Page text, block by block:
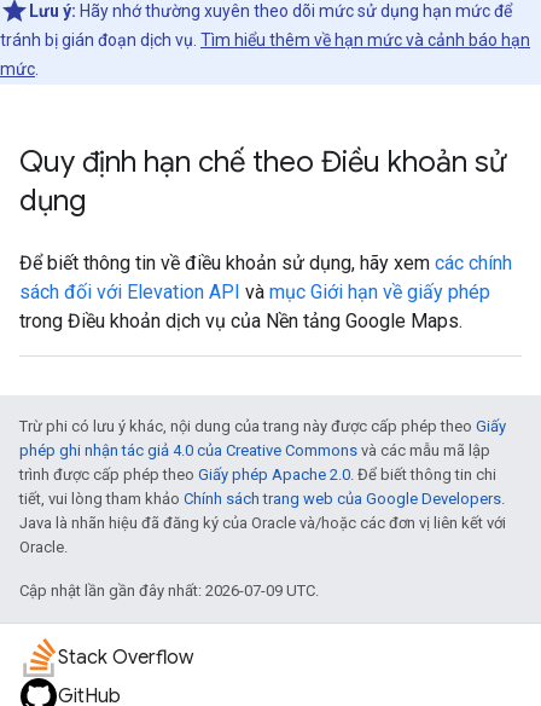
Lưu ý: Hãy nhớ thường xuyên theo dõi mức sử dụng hạn mức để
tránh bị gián đoạn dịch vụ. Tìm hiểu thêm về hạn mức và cảnh báo hạn
mức
Quy định hạn chế theo Điều khoản sử
dụng
Để biết thông tin về điều khoản sử dụng, hãy xem các chính
sách đối với Elevation API và mục Giới hạn về giấy phép
trong Điều khoản dịch vụ của Nền tảng Google Maps.
Trừ phi có lưu ý khác, nội dung của trang này được cấp phép theo Giấy
phép ghi nhận tác giả 4.0 của Creative Commons và các mẫu mã lập
trình được cấp phép theo Giấy phép Apache 2.0. Để biết thông tin chi
tiết, vui lòng tham khảo Chính sách trang web của Google Developers.
Java là nhãn hiệu đã đăng ký của Oracle và/hoặc các đơn vị liên kết với
Oracle.
Cập nhật lần gần đây nhất: 2026-07-09 UTC.
Stack Overflow
GitHub